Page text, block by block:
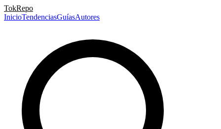
TokRepo
InicioTendenciasGuíasAutores